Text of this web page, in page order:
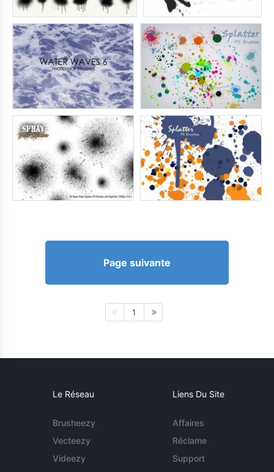
Page suivante
1
Le Réseau
Brusheezy
Vecteezy
Videezy
Liens Du Site
Affaires
Réclame
Support